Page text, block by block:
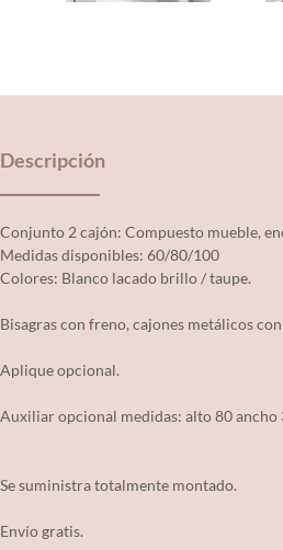
Descripción
Conjunto 2 cajón: Compuesto mueble,
Medidas disponibles: 60/80/100
Colores: Blanco lacado brillo / taupe.
Bisagras con freno, cajones metálicos
Aplique opcional.
Auxiliar opcional medidas: alto 80
Se suministra totalmente montado.
Envío gratis.